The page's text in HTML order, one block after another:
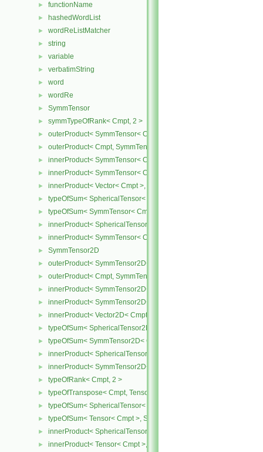
► functionName
► hashedWordList
► wordReListMatcher
► string
► variable
► verbatimString
► word
► wordRe
► SymmTensor
► symmTypeOfRank< Cmpt, 2 >
► outerProduct< SymmTensor< Cmpt >, Cmpt >
► outerProduct< Cmpt, SymmTensor< Cmpt > >
► innerProduct< SymmTensor< Cmpt >, SymmTensor< Cmpt > >
► innerProduct< SymmTensor< Cmpt >, Vector< Cmpt > >
► innerProduct< Vector< Cmpt >, SymmTensor< Cmpt > >
► typeOfSum< SphericalTensor< Cmpt >, SymmTensor< Cmpt > >
► typeOfSum< SymmTensor< Cmpt >, SphericalTensor< Cmpt > >
► innerProduct< SphericalTensor< Cmpt >, SymmTensor< Cmpt > >
► innerProduct< SymmTensor< Cmpt >, SphericalTensor< Cmpt > >
► SymmTensor2D
► outerProduct< SymmTensor2D< Cmpt >, Cmpt >
► outerProduct< Cmpt, SymmTensor2D< Cmpt > >
► innerProduct< SymmTensor2D< Cmpt >, SymmTensor2D< Cmpt >
► innerProduct< SymmTensor2D< Cmpt >, Vector2D< Cmpt > >
► innerProduct< Vector2D< Cmpt >, SymmTensor2D< Cmpt > >
► typeOfSum< SphericalTensor2D< Cmpt >, SymmTensor2D< Cmpt
► typeOfSum< SymmTensor2D< Cmpt >, SphericalTensor2D< Cmpt
► innerProduct< SphericalTensor2D< Cmpt >, SymmTensor2D<
► innerProduct< SymmTensor2D< Cmpt >, SphericalTensor2D<
► typeOfRank< Cmpt, 2 >
► typeOfTranspose< Cmpt, Tensor< Cmpt > >
► typeOfSum< SphericalTensor< Cmpt >, Tensor< Cmpt > >
► typeOfSum< Tensor< Cmpt >, SphericalTensor< Cmpt > >
► innerProduct< SphericalTensor< Cmpt >, Tensor< Cmpt > >
► innerProduct< Tensor< Cmpt >, SphericalTensor< Cmpt > >